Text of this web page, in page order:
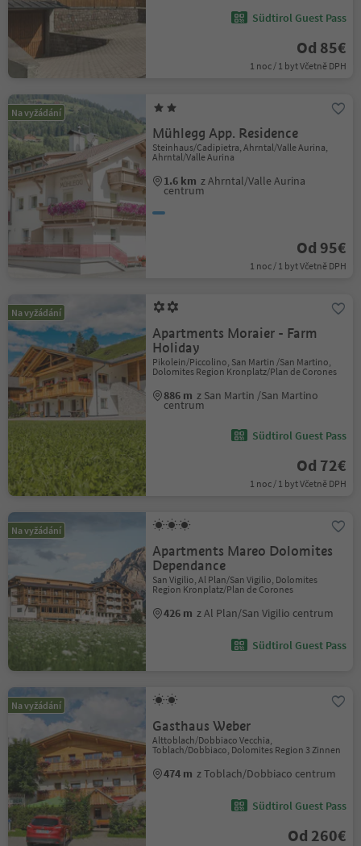
Südtirol Guest Pass
Od 85€
1 noc / 1 byt Včetně DPH
Na vyžádání
Mühlegg App. Residence
Steinhaus/Cadipietra, Ahrntal/Valle Aurina,
Ahrntal/Valle Aurina
1.6 km z Ahrntal/Valle Aurina
centrum
Od 95€
1 noc / 1 byt Včetně DPH
Na vyžádání
Apartments Moraier - Farm
Holiday
Pikolein/Piccolino, San Martin /San Martino,
Dolomites Region Kronplatz/Plan de Corones
886 m z San Martin /San Martino
centrum
Südtirol Guest Pass
Od 72€
1 noc / 1 byt Včetně DPH
Na vyžádání
Apartments Mareo Dolomites
Dependance
San Vigilio, Al Plan/San Vigilio, Dolomites
Region Kronplatz/Plan de Corones
426 m z Al Plan/San Vigilio centrum
Südtirol Guest Pass
Na vyžádání
Gasthaus Weber
Alttoblach/Dobbiaco Vecchia,
Toblach/Dobbiaco, Dolomites Region 3 Zinnen
474 m z Toblach/Dobbiaco centrum
Südtirol Guest Pass
Od 260€